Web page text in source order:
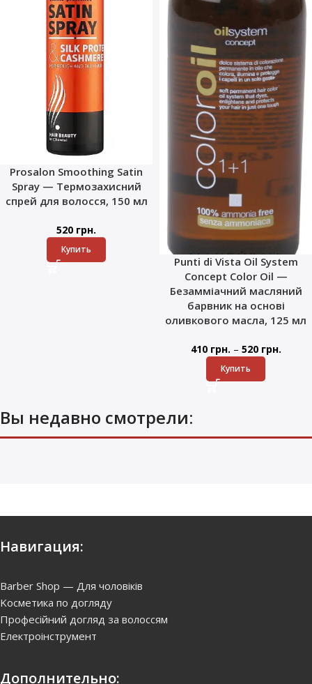
Prosalon Smoothing Satin
Spray — Термозахисний
спрей для волосся, 150 мл
520 грн.
Купить
Punti di Vista Oil System
Concept Color Oil —
Безамміачний масляний
барвник на основі
оливкового масла, 125 мл
410 грн. – 520 грн.
Купить
Вы недавно смотрели:
Навигация:
Barber Shop — Для чоловіків
Kосметика по догляду
Професійний догляд за волоссям
Електроінструмент
Дополнительно: